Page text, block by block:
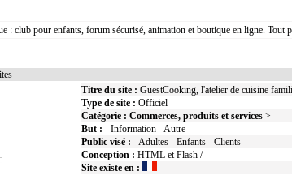
: club pour enfants, forum sécurisé, animation et boutique en ligne. Tout
Titre du site : GuestCooking, l'atelier de cuisine
Type de site : Officiel
Catégorie : Commerces, produits et services >
But : - Information - Autre
Public visé : - Adultes - Enfants - Clients
Conception : HTML et Flash /
Site existe en :